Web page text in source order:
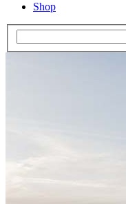
Shop